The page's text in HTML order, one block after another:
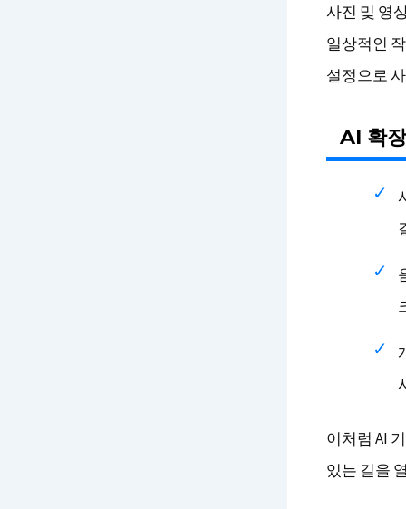
사진 및 영
일상적인
설정으로
AI 확
이처럼 AI
있는 길을